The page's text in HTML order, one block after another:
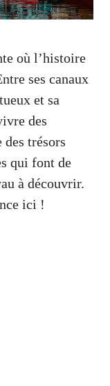
où l’histoire
ses canaux
et sa
des
trésors
qui font de
à découvrir.
ici !